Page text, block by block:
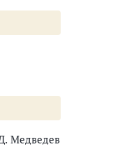
Медведев